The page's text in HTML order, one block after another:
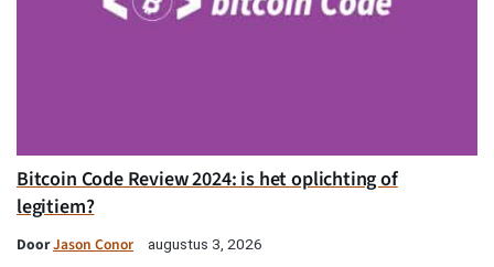
Bitcoin Code Review 2024: is het oplichting of
legitiem?
DoorJason Conor augustus 3, 2026